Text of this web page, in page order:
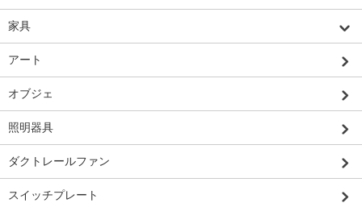
家具
アート
オブジェ
照明器具
ダクトレールファン
スイッチプレート